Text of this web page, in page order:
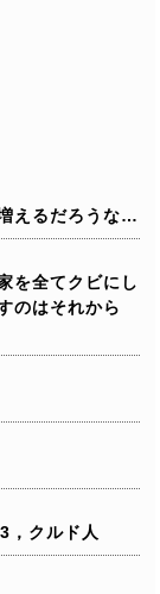
えるだろうな…
を全てクビにし
のはそれから
3，クルド人